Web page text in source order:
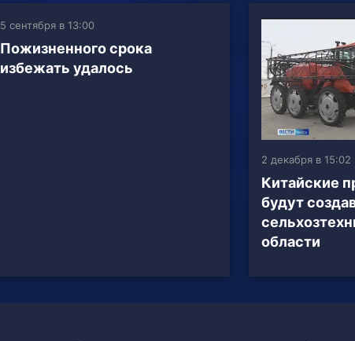
5 сентября в 13:00
Пожизненного срока
избежать удалось
2 декабря в 15:02
Китайские
будут
области